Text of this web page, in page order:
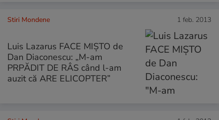
Stiri Mondene 1 feb. 2013
Luis Lazarus FACE MIŞTO de
Dan Diaconescu: „M-am
PRPĂDIT DE RÂS când l-am
auzit că ARE ELICOPTER”